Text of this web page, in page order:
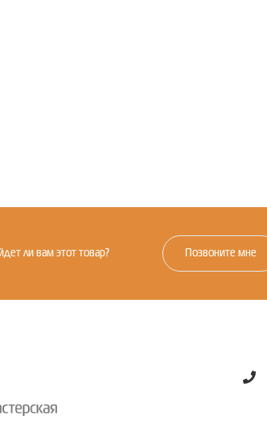
ли вам этот товар? Позвоните мне